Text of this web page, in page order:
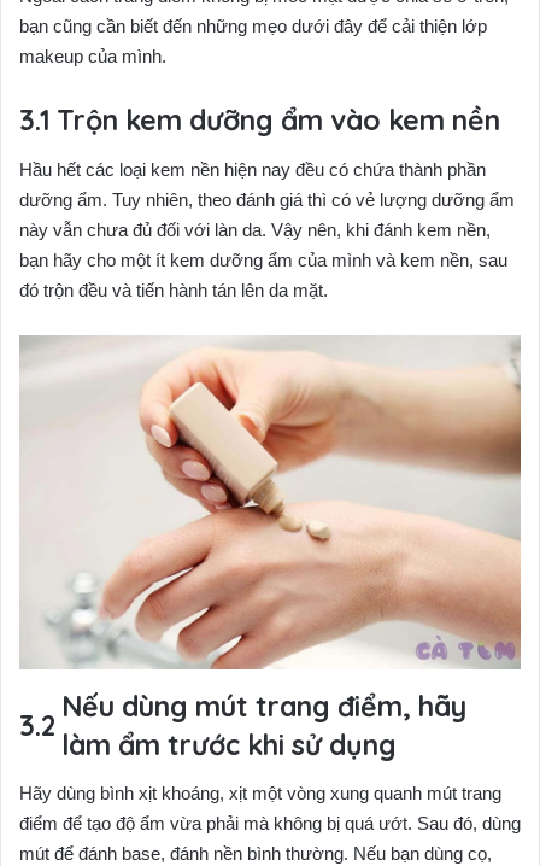
bạn cũng cần biết đến những mẹo dưới đây để cải thiện lớp
makeup của mình.
Trộn kem dưỡng ẩm vào kem nền
Hầu hết các loại kem nền hiện nay đều có chứa thành phần
dưỡng ẩm. Tuy nhiên, theo đánh giá thì có vẻ lượng dưỡng ẩm
này vẫn chưa đủ đối với làn da. Vậy nên, khi đánh kem nền,
bạn hãy cho một ít kem dưỡng ẩm của mình và kem nền, sau
đó trộn đều và tiến hành tán lên da mặt.
Nếu dùng mút trang điểm, hãy
làm ẩm trước khi sử dụng
Hãy dùng bình xịt khoáng, xịt một vòng xung quanh mút trang
điểm để tạo độ ẩm vừa phải mà không bị quá ướt. Sau đó, dùng
mút để đánh base, đánh nền bình thường. Nếu bạn dùng cọ,